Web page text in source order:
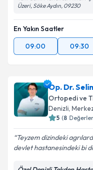
Yeni Cami Mahallesi Nihat
Üzeri, Söke Aydın, 09230
En Yakın Saatler
09:00
09:30
Op. Dr.
Ortopedi ve
Denizli,
(
Teyzem dizindeki
devlet hastanesindeki bi